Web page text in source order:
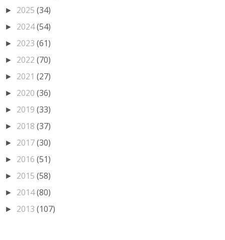
► 2025 (34)
► 2024(54)
► 2023 (61)
► 2022 (70)
► 2021 (27)
► 2020 (36)
► 2019 (33)
► 2018 (37)
► 2017(30)
► 2016 (51)
► 2015 (58)
► 2014(80)
► 2013 (107)